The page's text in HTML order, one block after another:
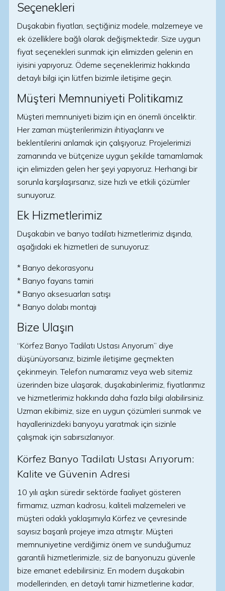
Seçenekleri
Duşakabin fiyatları, seçtiğiniz modele, malzemeye ve
ek özelliklere bağlı olarak değişmektedir. Size uygun
fiyat seçenekleri sunmak için elimizden gelenin en
iyisini yapıyoruz. Ödeme seçeneklerimiz hakkında
detaylı bilgi için lütfen bizimle iletişime geçin.
Müşteri Memnuniyeti Politikamız
Müşteri memnuniyeti bizim için en önemli önceliktir.
Her zaman müşterilerimizin ihtiyaçlarını ve
beklentilerini anlamak için çalışıyoruz. Projelerimizi
zamanında ve bütçenize uygun şekilde tamamlamak
için elimizden gelen her şeyi yapıyoruz. Herhangi bir
sorunla karşılaşırsanız, size hızlı ve etkili çözümler
sunuyoruz.
Ek Hizmetlerimiz
Duşakabin ve banyo tadilatı hizmetlerimiz dışında,
aşağıdaki ek hizmetleri de sunuyoruz:
* Banyo dekorasyonu
* Banyo fayans tamiri
* Banyo aksesuarları satışı
* Banyo dolabı montajı
Bize Ulaşın
“Körfez Banyo Tadilatı Ustası Arıyorum” diye
düşünüyorsanız, bizimle iletişime geçmekten
çekinmeyin. Telefon numaramız veya web sitemiz
üzerinden bize ulaşarak, duşakabinlerimiz, fiyatlarımız
ve hizmetlerimiz hakkında daha fazla bilgi alabilirsiniz.
Uzman ekibimiz, size en uygun çözümleri sunmak ve
hayallerinizdeki banyoyu yaratmak için sizinle
çalışmak için sabırsızlanıyor.
Körfez Banyo Tadilatı Ustası Arıyorum:
Kalite ve Güvenin Adresi
10 yılı aşkın süredir sektörde faaliyet gösteren
firmamız, uzman kadrosu, kaliteli malzemeleri ve
müşteri odaklı yaklaşımıyla Körfez ve çevresinde
sayısız başarılı projeye imza atmıştır. Müşteri
memnuniyetine verdiğimiz önem ve sunduğumuz
garantili hizmetlerimizle, siz de banyonuzu güvenle
bize emanet edebilirsiniz. En modern duşakabin
modellerinden, en detaylı tamir hizmetlerine kadar,